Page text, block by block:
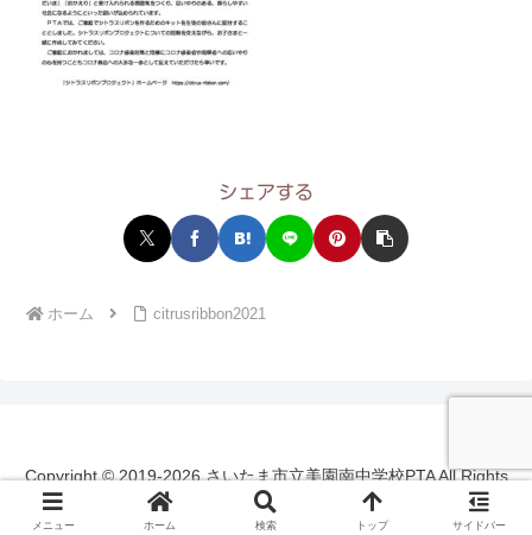
シェアする
ホーム citrusribbon2021
Copyright © 2019-2026 さいたま市立美園南中学校PTA All Rights
Reserved.
メニュー ホーム 検索 トップ サイドバー